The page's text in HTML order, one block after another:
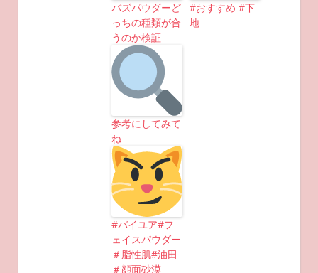
バズパウダーど
っちの種類が合
うのか検証
参考にしてみて
ね
#バイユア#フ
ェイスパウダー
＃脂性肌#油田
＃顔面砂漠
#おすすめ #下
地